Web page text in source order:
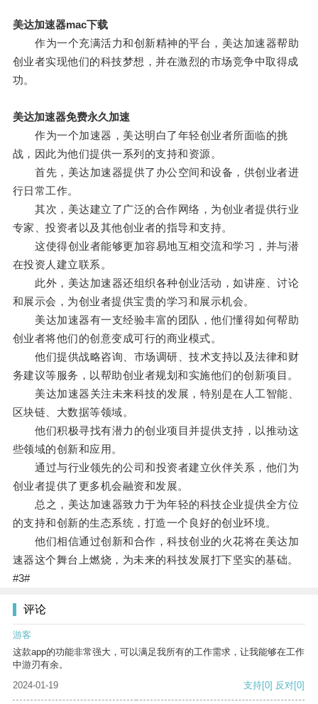
美达加速器mac下载
作为一个充满活力和创新精神的平台，美达加速器帮助
创业者实现他们的科技梦想，并在激烈的市场竞争中取得成
功。
美达加速器免费永久加速
作为一个加速器，美达明白了年轻创业者所面临的挑
战，因此为他们提供一系列的支持和资源。
首先，美达加速器提供了办公空间和设备，供创业者进
行日常工作。
其次，美达建立了广泛的合作网络，为创业者提供行业
专家、投资者以及其他创业者的指导和支持。
这使得创业者能够更加容易地互相交流和学习，并与潜
在投资人建立联系。
此外，美达加速器还组织各种创业活动，如讲座、讨论
和展示会，为创业者提供宝贵的学习和展示机会。
美达加速器有一支经验丰富的团队，他们懂得如何帮助
创业者将他们的创意变成可行的商业模式。
他们提供战略咨询、市场调研、技术支持以及法律和财
务建议等服务，以帮助创业者规划和实施他们的创新项目。
美达加速器关注未来科技的发展，特别是在人工智能、
区块链、大数据等领域。
他们积极寻找有潜力的创业项目并提供支持，以推动这
些领域的创新和应用。
通过与行业领先的公司和投资者建立伙伴关系，他们为
创业者提供了更多机会融资和发展。
总之，美达加速器致力于为年轻的科技企业提供全方位
的支持和创新的生态系统，打造一个良好的创业环境。
他们相信通过创新和合作，科技创业的火花将在美达加
速器这个舞台上燃烧，为未来的科技发展打下坚实的基础。
#3#
评论
游客
这款app的功能非常强大，可以满足我所有的工作需求，让我能够在工作
中游刃有余。
2024-01-19
支持[0] 反对[0]